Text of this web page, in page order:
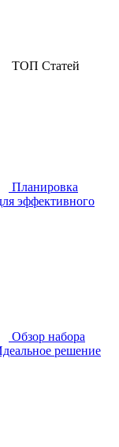
ТОП Статей
Планировка
эффективного
Обзор набора
решение